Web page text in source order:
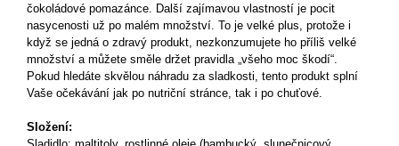
čokoládové pomazánce. Další zajímavou vlastností je pocit
nasycenosti už po malém množství. To je velké plus, protože i
když se jedná o zdravý produkt, nezkonzumujete ho příliš velké
množství a můžete směle držet pravidla „všeho moc škodí“.
Pokud hledáte skvělou náhradu za sladkosti, tento produkt splní
Vaše očekávání jak po nutriční stránce, tak i po chuťové.
Složení: